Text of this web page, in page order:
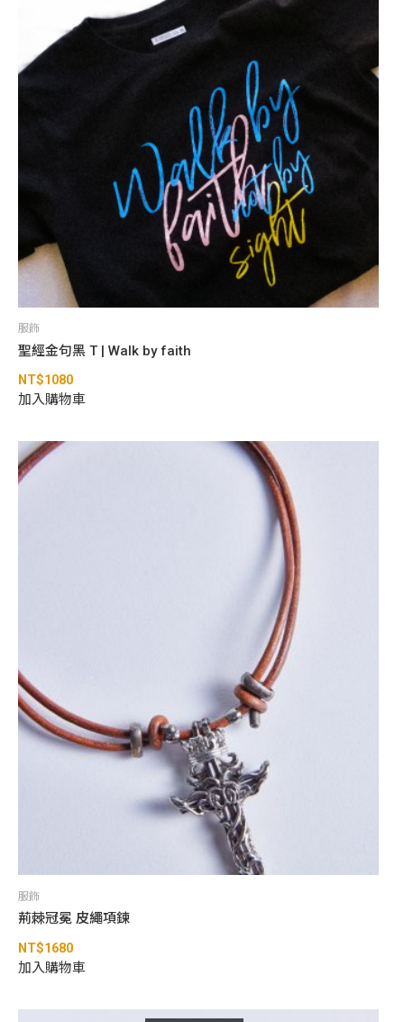
服飾
聖經金句黑 T | Walk by faith
NT$1080
加入購物車
服飾
荊棘冠冕 皮繩項鍊
NT$1680
加入購物車